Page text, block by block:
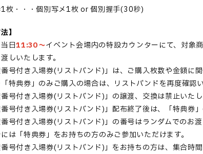
枚・・・個別写メ1枚 or 個別握手(30秒)
】
日11:30〜イベント会場内の特設カウンターにて、対象
しいたします。
号付き入場券(リストバンド)」は、ご購入枚数や金額に
特典券」のみご購入の場合は、リストバンドを再度確認い
号付き入場券(リストバンド)」の譲渡、交換は禁止いたし
号付き入場券(リストバンド)」配布終了後は、「特典券」
号付き入場券(リストバンド)」の番号はランダムでのお渡
は「特典券」をお持ちの方のみご参加いただけます。
号付き入場券(リストバンド)」をお持ちの方は、集合時